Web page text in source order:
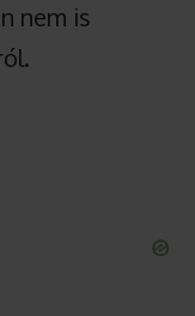
nem is